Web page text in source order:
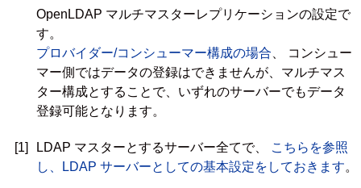
OpenLDAP マルチマスターレプリケーションの設定で
す。
プロバイダー/コンシューマー構成の場合 、 コンシュー
マー側ではデータの登録はできませんが、マルチマス
ター構成とすることで、いずれのサーバーでもデータ
登録可能となります。
[1] LDAP マスターとするサーバー全てで、
こちらを参照
し、LDAP サーバーとしての基本設定をしておきます。